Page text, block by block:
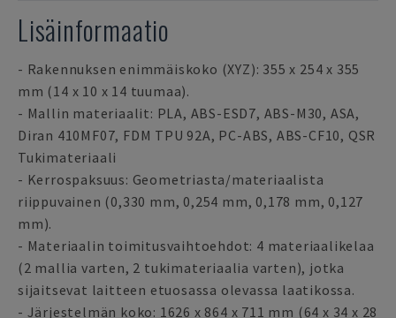
Lisäinformaatio
- Rakennuksen enimmäiskoko (XYZ): 355 x 254 x 355
mm (14 x 10 x 14 tuumaa).
- Mallin materiaalit: PLA, ABS-ESD7, ABS-M30, ASA,
Diran 410MF07, FDM TPU 92A, PC-ABS, ABS-CF10, QSR
Tukimateriaali
- Kerrospaksuus: Geometriasta/materiaalista
riippuvainen (0,330 mm, 0,254 mm, 0,178 mm, 0,127
mm).
- Materiaalin toimitusvaihtoehdot: 4 materiaalikelaa
(2 mallia varten, 2 tukimateriaalia varten), jotka
sijaitsevat laitteen etuosassa olevassa laatikossa.
- Järjestelmän koko: 1626 x 864 x 711 mm (64 x 34 x 28